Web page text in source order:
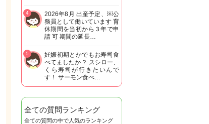
2026年8月 出産予定、￼公
務員として働いています 育
休期間を当初から３年で申
請 可 期間の延長…
4
妊娠初期とかでもお寿司食
べてましたか？ スシロー、
くら寿司が行きたいんで
す！ サーモン食べ…
5
全ての質問ランキング
全ての質問の中で人気のランキング